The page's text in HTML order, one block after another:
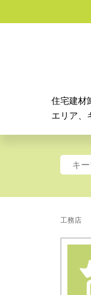
住宅建材
エリア、
工務店